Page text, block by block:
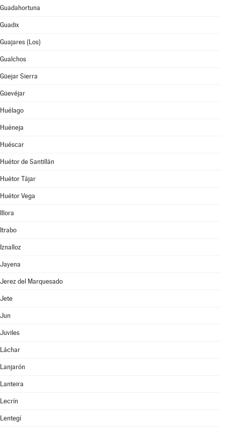
Guadahortuna
Guadix
Guajares (Los)
Gualchos
Güejar Sierra
Güevéjar
Huélago
Huéneja
Huéscar
Huétor de Santillán
Huétor Tájar
Huétor Vega
Illora
Itrabo
Iznalloz
Jayena
Jerez del Marquesado
Jete
Jun
Juviles
Láchar
Lanjarón
Lanteira
Lecrín
Lentegí